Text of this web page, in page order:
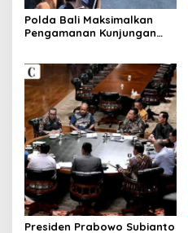
Polda Bali Maksimalkan
Pengamanan Kunjungan
Presiden Prabowo Subianto